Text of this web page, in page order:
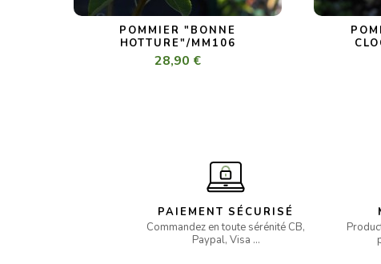
POMMIER "BONNE
HOTTURE"/MM106
28,90 €
PAIEMENT SÉCURISÉ
Commandez en toute sérénité CB,
Paypal, Visa …